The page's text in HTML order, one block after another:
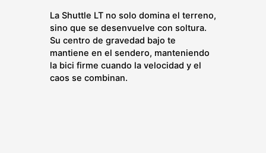
La Shuttle LT no solo domina el terreno,
sino que se desenvuelve con soltura.
Su centro de gravedad bajo te
mantiene en el sendero, manteniendo
la bici firme cuando la velocidad y el
caos se combinan.